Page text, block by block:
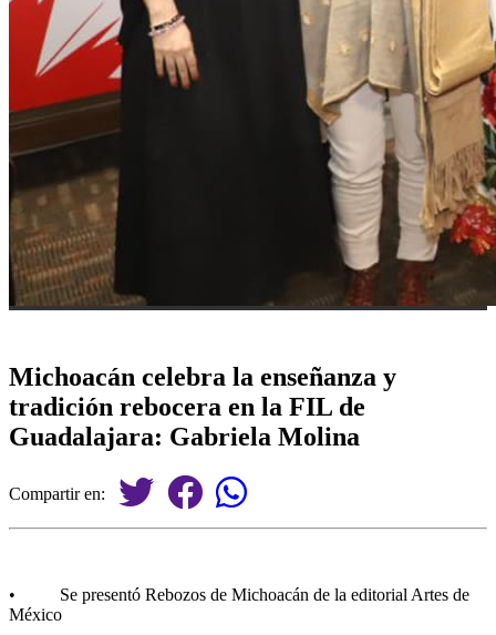
Michoacán celebra la enseñanza y
tradición rebocera en la FIL de
Guadalajara: Gabriela Molina
Compartir en:
• Se presentó Rebozos de Michoacán de la editorial Artes de
México